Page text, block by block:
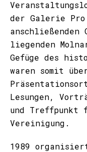
der Galerie
anschließenden
liegenden
Gefüge des
waren somit
Lesungen,
und
Vereinigung.
1989